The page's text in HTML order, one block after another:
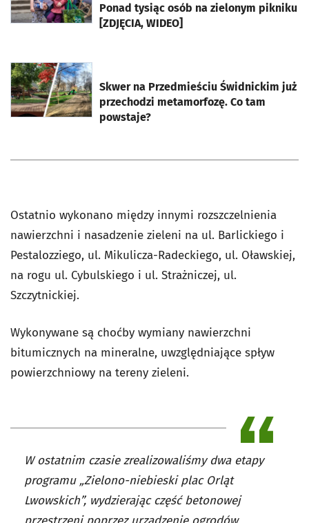
Ponad tysiąc osób na zielonym pikniku
[ZDJĘCIA, WIDEO]
Skwer na Przedmieściu Świdnickim już
przechodzi metamorfozę. Co tam
powstaje?
otworzy się w nowej karcie
Ostatnio wykonano między innymi rozszczelnienia
nawierzchni i nasadzenie zieleni na ul. Barlickiego i
Pestalozziego, ul. Mikulicza-Radeckiego, ul. Oławskiej,
na rogu ul. Cybulskiego i ul. Strażniczej, ul.
Szczytnickiej.
Wykonywane są choćby wymiany nawierzchni
bitumicznych na mineralne, uwzględniające spływ
powierzchniowy na tereny zieleni.
W ostatnim czasie zrealizowaliśmy dwa etapy
programu „Zielono-niebieski plac Orląt
Lwowskich”, wydzierając część betonowej